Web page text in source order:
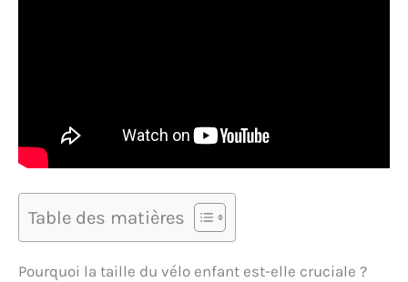
Table des matières
Pourquoi la taille du vélo enfant est-elle cruciale ?